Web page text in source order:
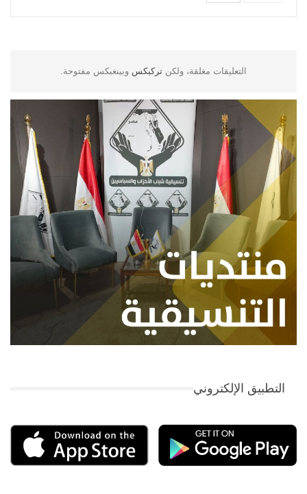
التعليقات مغلقة، ولكن تركبكس وبينغبكس مفتوحة.
التطبيق الإلكتروني